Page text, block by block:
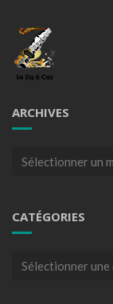
ARCHIVES
Archives
CATÉGORIES
Catégories